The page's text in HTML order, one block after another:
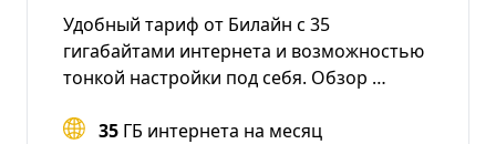
Удобный тариф от Билайн с 35
гигабайтами интернета и возможностью
тонкой настройки под себя. Обзор …
35 ГБ интернета на месяц